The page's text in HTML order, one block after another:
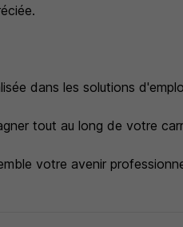
dans les solutions
tout au long de votre
votre avenir